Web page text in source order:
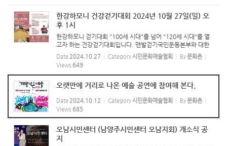
한강하모니 건강걷기대회 2024년 10월 27일(일) 오
후 1시
한강하모니 걷기대회 "100세 시대"를 넘어 "120세 시대"를 열
고자 하는 건강걷기대회입니다. 맨발걷기국민운동본부와 대한
건강걷기연맹이 함께 합니다. 걷기를 통해 치유의 복을 경험하
게 하는 목표를 가진 대회입니다.
Date 2024.10.27 Category 시민문화예술협회 By문화촌
Views 649
오랫만에 거리로 나온 예술 공연에 참여해 본다.
Date 2024.10.12 Category 시민문화예술협회 By문화촌
Views 685
오남시민센터 (남양주시민센터 오남지회) 개소식 공
지